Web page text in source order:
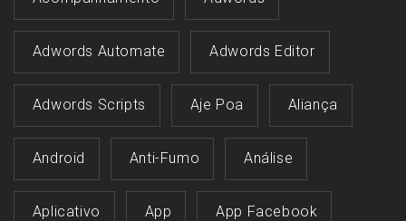
Adwords Automate Adwords Editor
Adwords Scripts Aje Poa Aliança
Android Anti-Fumo Análise
Aplicativo App App Facebook